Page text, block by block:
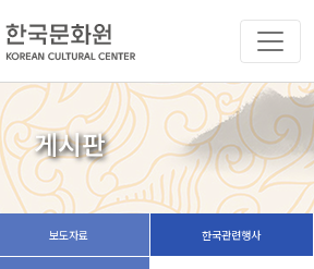
게시판
보도자료 한국관련행사